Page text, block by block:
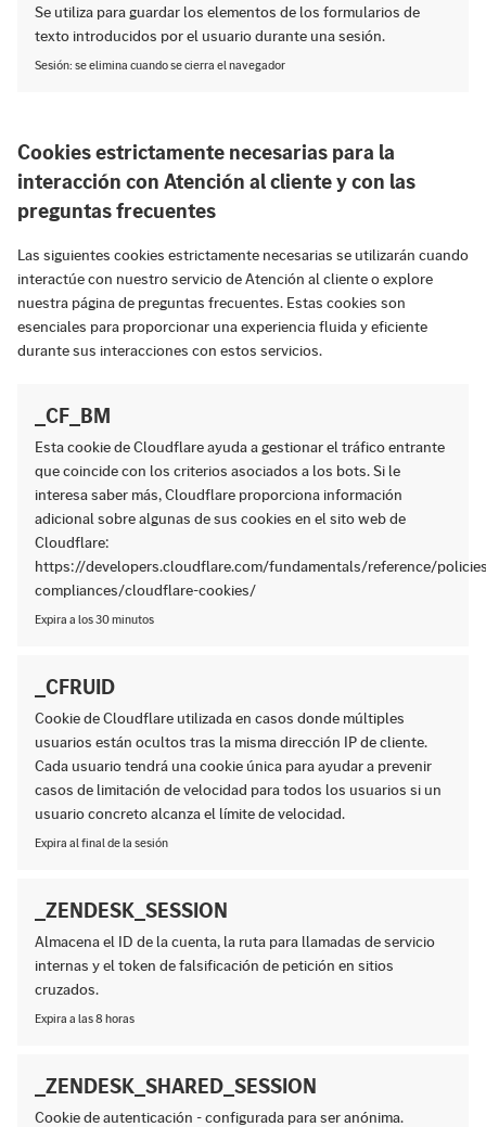
Se utiliza para guardar los elementos de los formularios de
texto introducidos por el usuario durante una sesión.
Sesión: se elimina cuando se cierra el navegador
Cookies estrictamente necesarias para la
interacción con Atención al cliente y con las
preguntas frecuentes
Las siguientes cookies estrictamente necesarias se utilizarán cuando
interactúe con nuestro servicio de Atención al cliente o explore
nuestra página de preguntas frecuentes. Estas cookies son
esenciales para proporcionar una experiencia fluida y eficiente
durante sus interacciones con estos servicios.
_CF_BM
Esta cookie de Cloudflare ayuda a gestionar el tráfico entrante
que coincide con los criterios asociados a los bots. Si le
interesa saber más, Cloudflare proporciona información
adicional sobre algunas de sus cookies en el sito web de
Cloudflare:
https://developers.cloudflare.com/fundamentals/reference/
compliances/cloudflare-cookies/
Expira a los 30 minutos
_CFRUID
Cookie de Cloudflare utilizada en casos donde múltiples
usuarios están ocultos tras la misma dirección IP de cliente.
Cada usuario tendrá una cookie única para ayudar a prevenir
casos de limitación de velocidad para todos los usuarios si un
usuario concreto alcanza el límite de velocidad.
Expira al final de la sesión
_ZENDESK_SESSION
Almacena el ID de la cuenta, la ruta para llamadas de servicio
internas y el token de falsificación de petición en sitios
cruzados.
Expira a las 8 horas
_ZENDESK_SHARED_SESSION
Cookie de autenticación - configurada para ser anónima.